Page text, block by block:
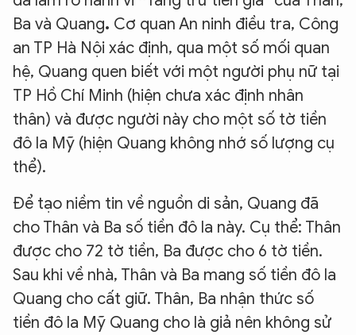
Ba và Quang. Cơ quan An ninh điều tra, Công
an TP Hà Nội xác định, qua một số mối quan
hệ, Quang quen biết với một người phụ nữ tại
TP Hồ Chí Minh (hiện chưa xác định nhân
thân) và được người này cho một số tờ tiền
đô la Mỹ (hiện Quang không nhớ số lượng cụ
thể).
Để tạo niềm tin về nguồn di sản, Quang đã
cho Thân và Ba số tiền đô la này. Cụ thể: Thân
được cho 72 tờ tiền, Ba được cho 6 tờ tiền.
Sau khi về nhà, Thân và Ba mang số tiền đô la
Quang cho cất giữ. Thân, Ba nhận thức số
tiền đô la Mỹ Quang cho là giả nên không sử
XIN CHÀO,
TÔI LÀ CHATBOT CỦA
Hãy hỏi tôi bất kỳ điều gì bạn cần biết về